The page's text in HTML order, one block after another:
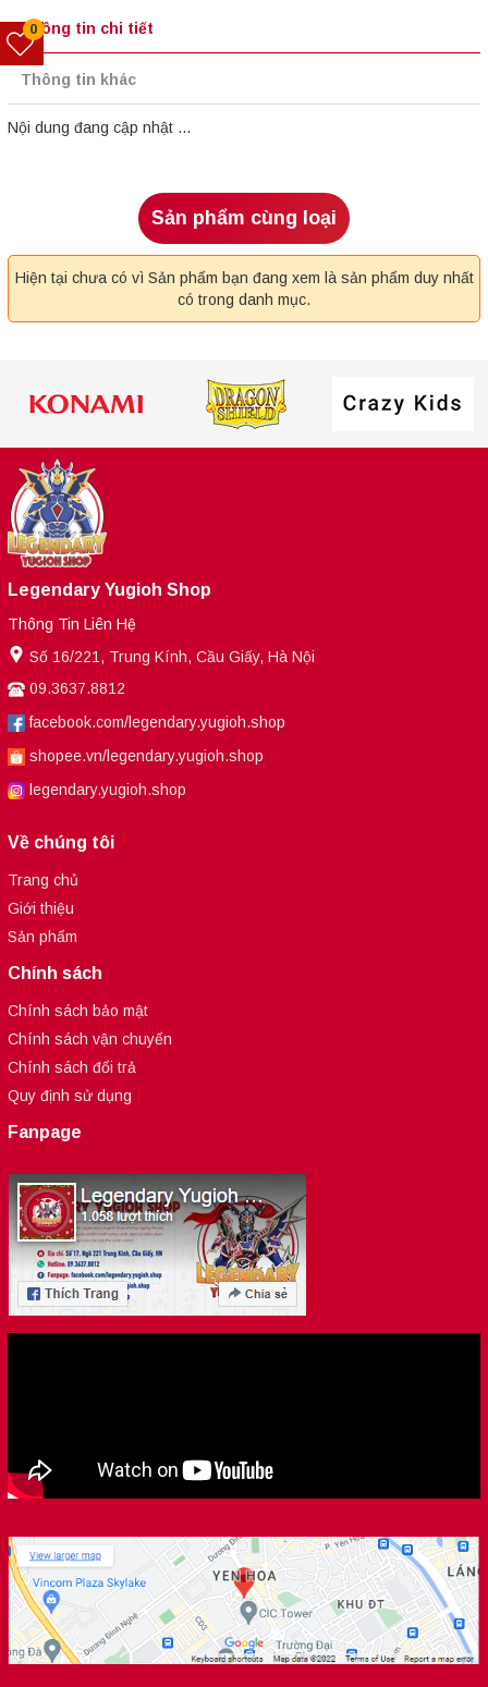
Thông tin chi tiết
Thông tin khác
Nội dung đang cập nhật ...
Sản phẩm cùng loại
Hiện tại chưa có vì Sản phẩm bạn đang xem là sản phẩm duy nhất
có trong danh mục.
Legendary Yugioh Shop
Thông Tin Liên Hệ
Số 16/221, Trung Kính, Cầu Giấy, Hà Nội
09.3637.8812
facebook.com/legendary.yugioh.shop
shopee.vn/legendary.yugioh.shop
legendary.yugioh.shop
Về chúng tôi
Trang chủ
Giới thiệu
Sản phẩm
Chính sách
Chính sách bảo mật
Chính sách vận chuyển
Chính sách đổi trả
Quy định sử dụng
Fanpage
0